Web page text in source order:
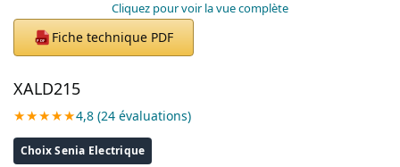
Cliquez pour voir la vue complète
PDF Fiche technique PDF
XALD215
★★★★★4,8 (24 évaluations)
Choix Senia Electrique